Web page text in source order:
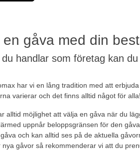
en gåva med din
du handlar som företag kan
har vi en lång tradition med att
varierar och det finns alltid något för alla!
alltid möjlighet att välja en gåva när du
uppnår beloppsgränsen för den
och kan alltid ses på de aktuella
nya gåvor så rekommenderar vi att du